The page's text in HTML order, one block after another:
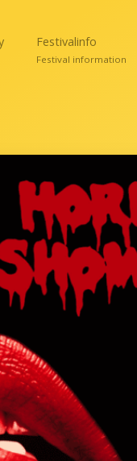
Festivalinfo
Festival information